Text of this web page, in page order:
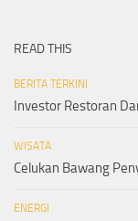
READ THIS
BERITA TERKINI
Investor Restoran
WISATA
Celukan Bawang
ENERGI